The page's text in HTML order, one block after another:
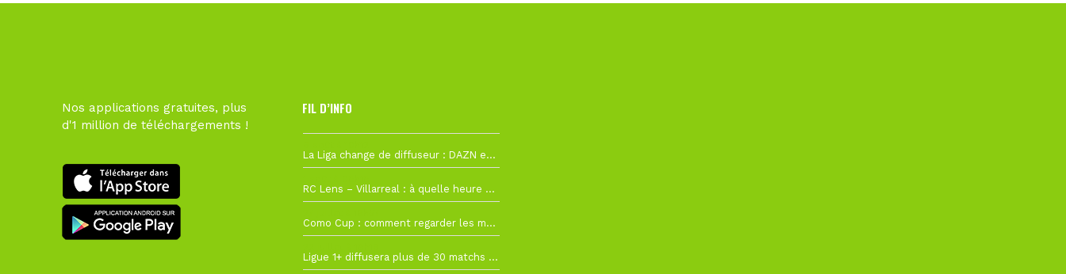
Nos applications gratuites, plus
d'1 million de téléchargements !
FIL D’INFO
La Liga change de diffuseur : DAZN et Disney+ remplacent beIN Sports !
RC Lens – Villarreal : à quelle heure et sur quelle chaîne voir la finale de la Como Cup ?
Como Cup : comment regarder les matchs du RC Lens en direct ?
Ligue 1+ diffusera plus de 30 matchs amicaux avant la reprise de la Ligue 1